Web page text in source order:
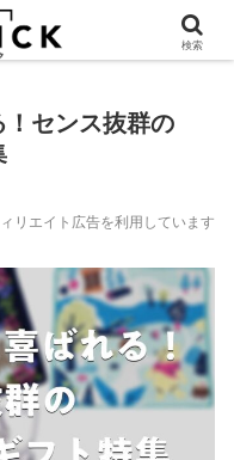
センス抜群の
リエイト広告を利用しています
検索